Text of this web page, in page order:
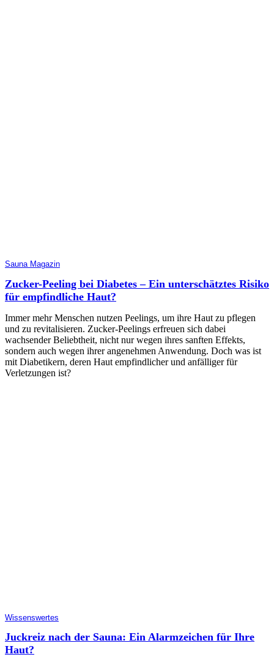
Sauna Magazin
Zucker-Peeling bei Diabetes – Ein unterschätztes Risiko
für empfindliche Haut?
Immer mehr Menschen nutzen Peelings, um ihre Haut zu pflegen
und zu revitalisieren. Zucker-Peelings erfreuen sich dabei
wachsender Beliebtheit, nicht nur wegen ihres sanften Effekts,
sondern auch wegen ihrer angenehmen Anwendung. Doch was ist
mit Diabetikern, deren Haut empfindlicher und anfälliger für
Verletzungen ist?
Wissenswertes
Juckreiz nach der Sauna: Ein Alarmzeichen für Ihre
Haut?